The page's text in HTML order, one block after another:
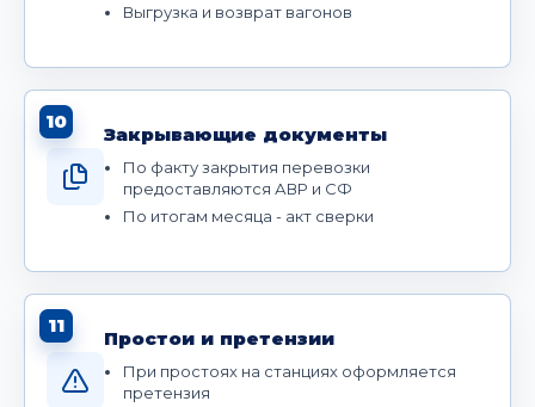
Выгрузка и возврат вагонов
10
Закрывающие документы
По факту закрытия перевозки
предоставляются АВР и СФ
По итогам месяца - акт сверки
11
Простои и претензии
При простоях на станциях оформляется
претензия